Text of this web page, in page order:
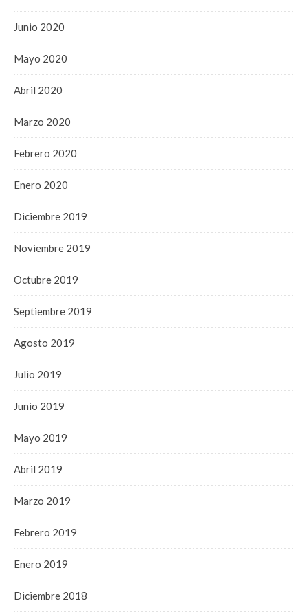
Junio 2020
Mayo 2020
Abril 2020
Marzo 2020
Febrero 2020
Enero 2020
Diciembre 2019
Noviembre 2019
Octubre 2019
Septiembre 2019
Agosto 2019
Julio 2019
Junio 2019
Mayo 2019
Abril 2019
Marzo 2019
Febrero 2019
Enero 2019
Diciembre 2018